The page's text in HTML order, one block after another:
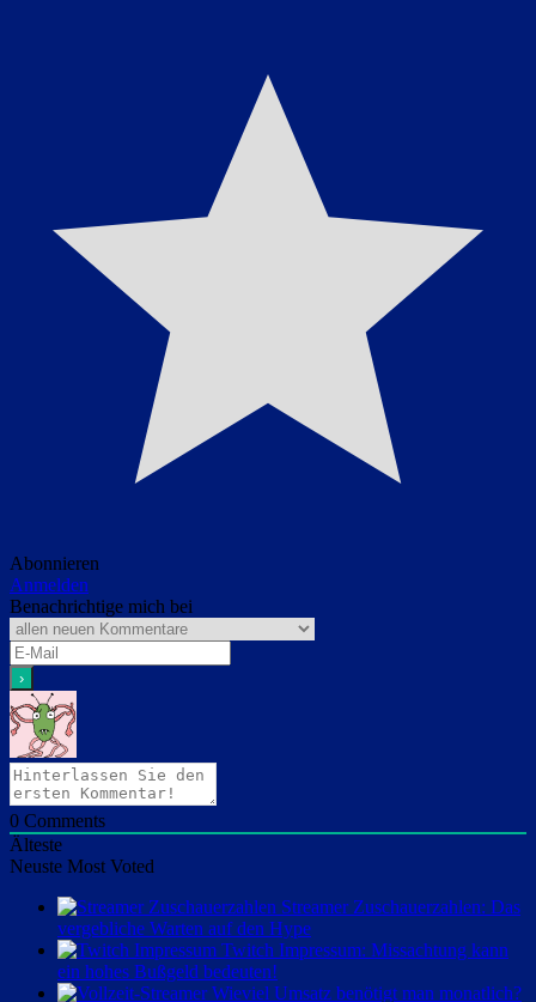
Abonnieren
Anmelden
Benachrichtige mich bei
0 Comments
Älteste
Neuste Most Voted
Streamer Zuschauerzahlen: Das
vergebliche Warten auf den Hype
Twitch Impressum: Missachtung kann
ein hohes Bußgeld bedeuten!